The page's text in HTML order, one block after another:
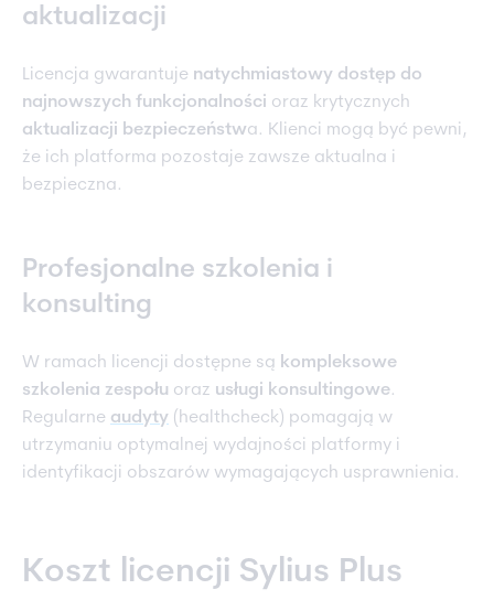
aktualizacji
Licencja gwarantuje natychmiastowy dostęp do
najnowszych funkcjonalności oraz krytycznych
aktualizacji bezpieczeństwa. Klienci mogą być pewni,
że ich platforma pozostaje zawsze aktualna i
bezpieczna.
Profesjonalne szkolenia i
konsulting
W ramach licencji dostępne są kompleksowe
szkolenia zespołu oraz usługi konsultingowe.
Regularne audyty (healthcheck) pomagają w
utrzymaniu optymalnej wydajności platformy i
identyfikacji obszarów wymagających usprawnienia.
Koszt licencji Sylius Plus